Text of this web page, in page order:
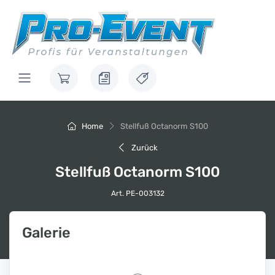
Home Stellfuß Octanorm S100
Zurück
Stellfuß Octanorm S100
Art. PE-003132
Galerie